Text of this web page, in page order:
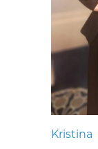
Kristina